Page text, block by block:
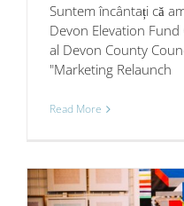
Suntem încântați că
Devon Elevation
al Devon County
"Marketing Relaunch
Read More